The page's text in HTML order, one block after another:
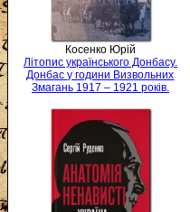
Косенко Юрій
Літопис українського Донбасу.
Донбас у години Визвольних
Змагань 1917 – 1921 років.